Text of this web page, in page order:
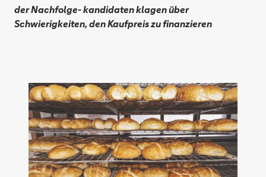
der Nachfolge- kandidaten klagen über
Schwierigkeiten, den Kaufpreis zu finanzieren